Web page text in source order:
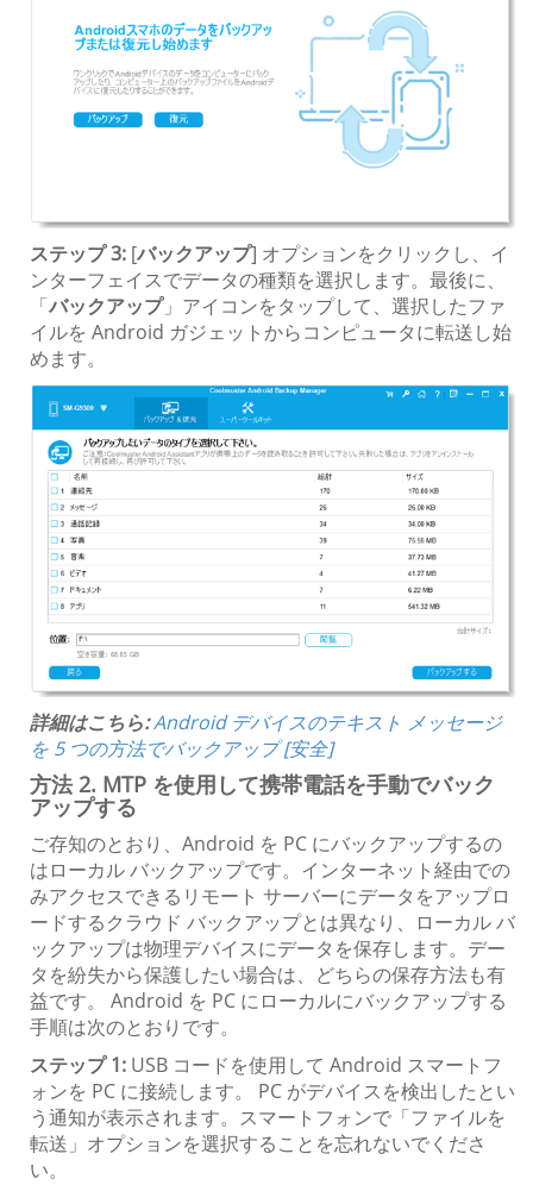
ステップ 3: [バックアップ] オプションをクリックし、イ
ンターフェイスでデータの種類を選択します。最後に、
「バックアップ」アイコンをタップして、選択したファ
イルを Android ガジェットからコンピュータに転送し始
めます。
詳細はこちら:Android デバイスのテキスト メッセージ
を 5 つの方法でバックアップ [安全]
方法 2. MTP を使用して携帯電話を手動でバック
アップする
ご存知のとおり、Android を PC にバックアップするの
はローカル バックアップです。インターネット経由での
みアクセスできるリモート サーバーにデータをアップロ
ードするクラウド バックアップとは異なり、ローカル バ
ックアップは物理デバイスにデータを保存します。デー
タを紛失から保護したい場合は、どちらの保存方法も有
益です。 Android を PC にローカルにバックアップする
手順は次のとおりです。
ステップ 1: USB コードを使用して Android スマートフ
ォンを PC に接続します。 PC がデバイスを検出したとい
う通知が表示されます。スマートフォンで「ファイルを
転送」オプションを選択することを忘れないでくださ
い。